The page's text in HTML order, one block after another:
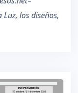
los diseños,